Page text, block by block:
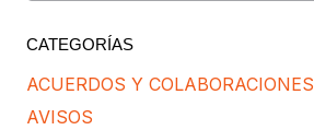
CATEGORÍAS
ACUERDOS Y COLABORACIONES
AVISOS